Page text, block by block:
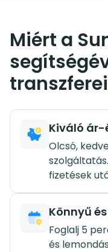
Miért a
Kiváló
Olcsó,
fizetések
Könnyű
Foglalj 5
és